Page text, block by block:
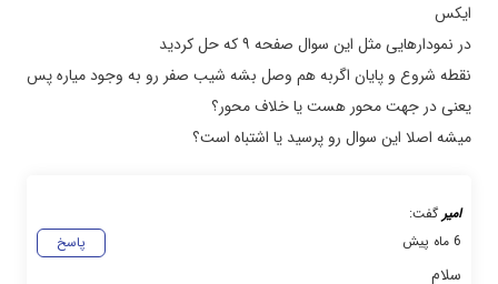
ایکس
در نمودارهایی مثل این سوال صفحه ۹ که حل کردید
نقطه شروع و پایان اگربه هم وصل بشه شیب صفر رو به وجود میاره پس
یعنی در جهت محور هست یا خلاف محور؟
میشه اصلا این سوال رو پرسید یا اشتباه است؟
امیر گفت:
پاسخ
6 ماه پیش
سلام